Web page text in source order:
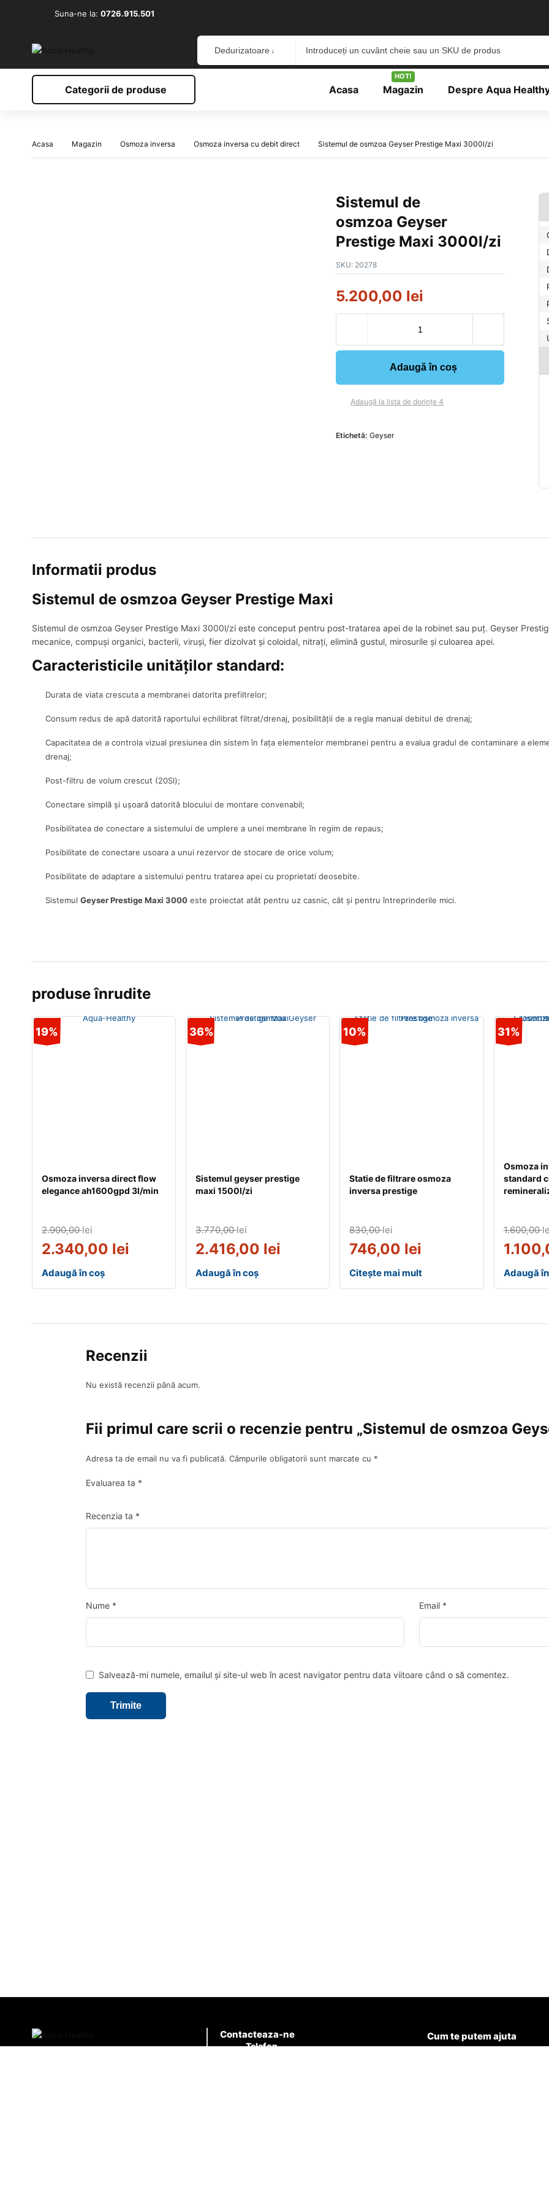
Suna-ne la: 0726.915.501
Categorii de produse Acasa Magazin
HOT!
Despre Aqua
Acasa Magazin Osmoza inversa Osmoza inversa cu debit direct Sistemul de osmzoa Geyser Prestige Maxi 3000l/zi
Sistemul de
osmzoa Geyser
Prestige Maxi 3000l/zi
SKU: 20278
5.200,00 lei
Adaugă în coș
Adaugă la lista de dorințe 4
Etichetă: Geyser
Informatii produs
Sistemul de osmzoa Geyser Prestige Maxi
Sistemul de osmzoa Geyser Prestige Maxi 3000l/zi este conceput pentru post-tratarea apei de la robinet sau puț. Geyser
mecanice, compuși organici, bacterii, viruși, fier dizolvat și coloidal, nitrați, elimină gustul, mirosurile și culoarea apei.
Caracteristicile unităților standard:
Durata de viata crescuta a membranei datorita prefiltrelor;
Consum redus de apă datorită raportului echilibrat filtrat/drenaj, posibilității de a regla manual debitul de drenaj;
Capacitatea de a controla vizual presiunea din sistem în fața elementelor membranei pentru a evalua gradul de contaminare a
drenaj;
Post-filtru de volum crescut (20Sl);
Conectare simplă și ușoară datorită blocului de montare convenabil;
Posibilitatea de conectare a sistemului de umplere a unei membrane în regim de repaus;
Posibilitate de conectare usoara a unui rezervor de stocare de orice volum;
Posibilitate de adaptare a sistemului pentru tratarea apei cu proprietati deosebite.
Sistemul Geyser Prestige Maxi 3000 este proiectat atât pentru uz casnic, cât și pentru întreprinderile mici.
produse înrudite
19%
Osmoza inversa direct flow
elegance ah1600gpd 3l/min
2.900,00lei
2.340,00 lei
Adaugă în coș
36%
Sistemul geyser prestige
maxi 1500l/zi
3.770,00lei
2.416,00 lei
Adaugă în coș
10%
Statie de filtrare osmoza
inversa prestige
830,00lei
746,00 lei
Citește mai mult
31%
Osmoza
standard
1.600,00
Adaugă
Recenzii
Nu există recenzii până acum.
Fii primul care scrii o recenzie pentru „Sistemul de osmzoa
Adresa ta de email nu va fi publicată. Câmpurile obligatorii sunt marcate cu *
Evaluarea ta *
Recenzia ta *
Nume * Email *
Salvează-mi numele, emailul și site-ul web în acest navigator pentru data viitoare când o să comentez.
Contacteaza-ne
Telefon
Cum te putem ajuta